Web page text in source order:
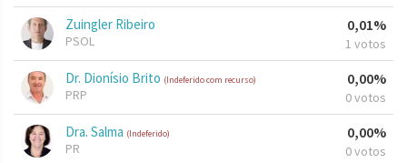
Zuingler Ribeiro
PSOL
0,01%
1 votos
Dr. Dionísio Brito (Indeferido com recurso)
PRP
0,00%
0 votos
Dra. Salma (Indeferido)
PR
0,00%
0 votos